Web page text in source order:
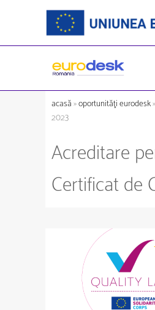
acasă»oportunităţi eurodesk
2023
Acreditare
Certificat de